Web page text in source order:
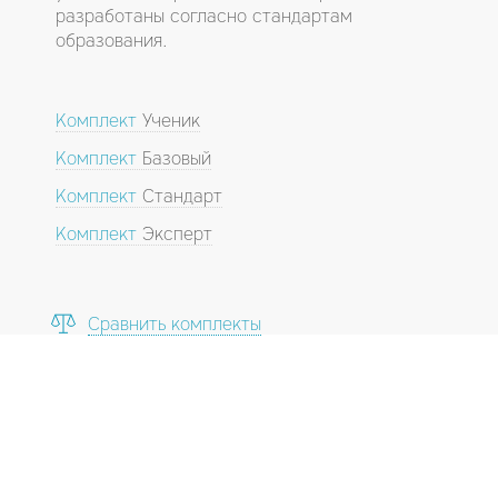
разработаны согласно стандартам
образования.
Комплект Ученик
Комплект Базовый
Комплект Стандарт
Комплект Эксперт
Сравнить комплекты